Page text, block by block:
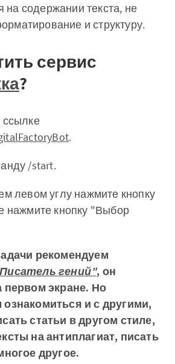
на содержании текста, не
и структуру.
сервис
?
.
/start.
левом углу нажмите кнопку
нажмите кнопку "Выбор
рекомендуем
гений", он
первом экране. Но
и с другими,
статьи в другом стиле,
на антиплагиат, писать
другое.